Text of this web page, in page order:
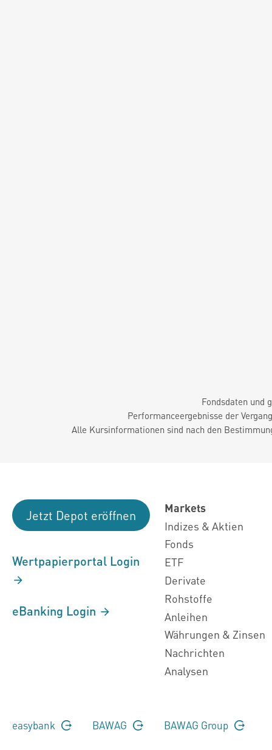
Fondsdaten und
Performanceergebnisse der
Alle Kursinformationen sind nach den
Jetzt Depot eröffnen
Wertpapierportal Login
eBanking Login
Markets
Indizes & Aktien
Fonds
ETF
Derivate
Rohstoffe
Anleihen
Währungen & Zinsen
Nachrichten
Analysen
easybank BAWAG BAWAG Group